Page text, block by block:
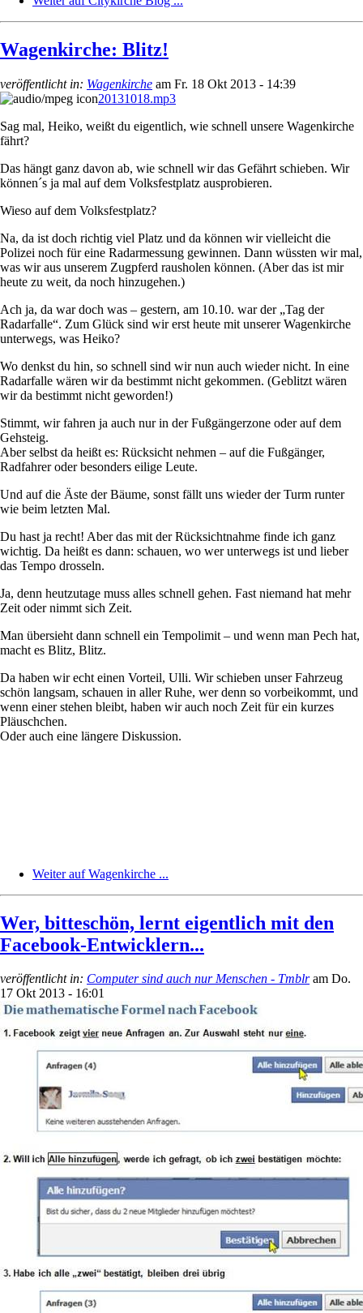
Wagenkirche: Blitz!
veröffentlicht in: Wagenkirche am Fr. 18 Okt 2013 - 14:39
20131018.mp3
Sag mal, Heiko, weißt du eigentlich, wie schnell unsere Wagenkirche
fährt?
Das hängt ganz davon ab, wie schnell wir das Gefährt schieben. Wir
können´s ja mal auf dem Volksfestplatz ausprobieren.
Wieso auf dem Volksfestplatz?
Na, da ist doch richtig viel Platz und da können wir vielleicht die
Polizei noch für eine Radarmessung gewinnen. Dann wüssten wir mal,
was wir aus unserem Zugpferd rausholen können. (Aber das ist mir
heute zu weit, da noch hinzugehen.)
Ach ja, da war doch was – gestern, am 10.10. war der „Tag der
Radarfalle“. Zum Glück sind wir erst heute mit unserer Wagenkirche
unterwegs, was Heiko?
Wo denkst du hin, so schnell sind wir nun auch wieder nicht. In eine
Radarfalle wären wir da bestimmt nicht gekommen. (Geblitzt wären
wir da bestimmt nicht geworden!)
Stimmt, wir fahren ja auch nur in der Fußgängerzone oder auf dem
Gehsteig.
Aber selbst da heißt es: Rücksicht nehmen – auf die Fußgänger,
Radfahrer oder besonders eilige Leute.
Und auf die Äste der Bäume, sonst fällt uns wieder der Turm runter
wie beim letzten Mal.
Du hast ja recht! Aber das mit der Rücksichtnahme finde ich ganz
wichtig. Da heißt es dann: schauen, wo wer unterwegs ist und lieber
das Tempo drosseln.
Ja, denn heutzutage muss alles schnell gehen. Fast niemand hat mehr
Zeit oder nimmt sich Zeit.
Man übersieht dann schnell ein Tempolimit – und wenn man Pech hat,
macht es Blitz, Blitz.
Da haben wir echt einen Vorteil, Ulli. Wir schieben unser Fahrzeug
schön langsam, schauen in aller Ruhe, wer denn so vorbeikommt, und
wenn einer stehen bleibt, haben wir auch noch Zeit für ein kurzes
Pläuschchen.
Oder auch eine längere Diskussion.
Weiter auf Wagenkirche ...
Wer, bitteschön, lernt eigentlich mit den
Facebook-Entwicklern...
veröffentlicht in: Computer sind auch nur Menschen - Tmblram Do.
17 Okt 2013 - 16:01